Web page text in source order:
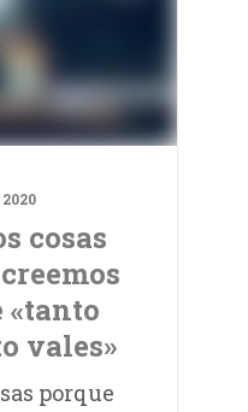
cosas
«tanto
vales»
porque